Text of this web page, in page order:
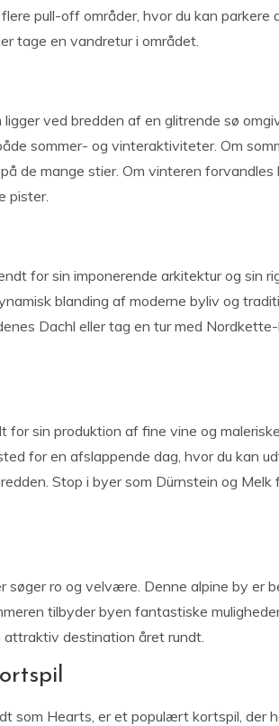
pull-off områder, hvor du kan parkere
tage en vandretur i området.
ligger ved bredden af en glitrende sø
sommer- og vinteraktiviteter. Om
de mange stier. Om vinteren
pister.
for sin imponerende arkitektur og sin
blanding af moderne byliv og
Dachl eller tag en tur med
for sin produktion af fine vine og
for en afslappende dag, hvor du kan
Stop i byer som Dürnstein og
søger ro og velvære. Denne alpine by er
tilbyder byen fantastiske
attraktiv destination året rundt.
som Hearts, er et populært kortspil, der